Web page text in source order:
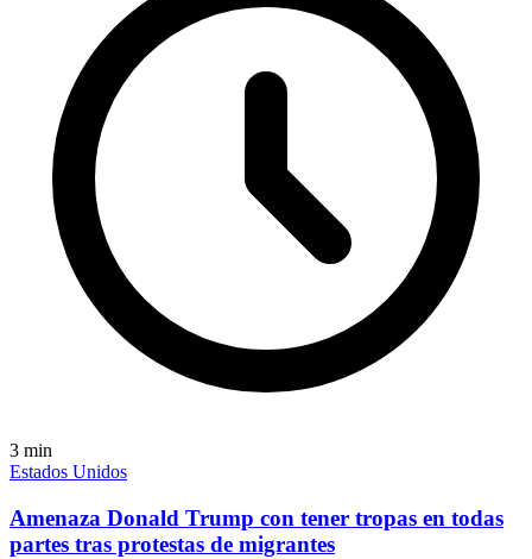
3 min
Estados Unidos
Amenaza Donald Trump con tener tropas en todas
partes tras protestas de migrantes